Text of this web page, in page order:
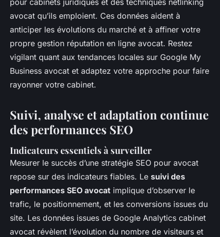
pour cabinets juridiques et des techniques netlinking
avocat qu’ils emploient. Ces données aident à
anticiper les évolutions du marché et à affiner votre
propre gestion réputation en ligne avocat. Restez
vigilant quant aux tendances locales sur Google My
Business avocat et adaptez votre approche pour faire
rayonner votre cabinet.
Suivi, analyse et adaptation continue
des performances SEO
Indicateurs essentiels à surveiller
Mesurer le succès d’une stratégie SEO pour avocat
repose sur des indicateurs fiables. Le suivi des
performances SEO avocat implique d’observer le
trafic, le positionnement, et les conversions issues du
site. Les données issues de Google Analytics cabinet
avocat révèlent l’évolution du nombre de visiteurs et